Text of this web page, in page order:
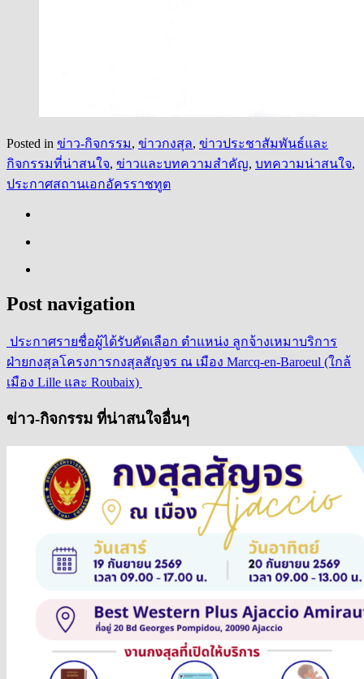
Posted in ข่าว-กิจกรรม, ข่าวกงสุล, ข่าวประชาสัมพันธ์และ
กิจกรรมที่น่าสนใจ, ข่าวและบทความสำคัญ, บทความน่าสนใจ,
ประกาศสถานเอกอัครราชทูต
Post navigation
ประกาศรายชื่อผู้ได้รับคัดเลือก ตำแหน่ง ลูกจ้างเหมาบริการ
ฝ่ายกงสุลโครงการกงสุลสัญจร ณ เมือง Marcq-en-Baroeul (ใกล้
เมือง Lille และ Roubaix)
ข่าว-กิจกรรม ที่น่าสนใจอื่นๆ